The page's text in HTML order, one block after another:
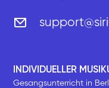
INDIVIDUELLER
Gesangsunterricht in